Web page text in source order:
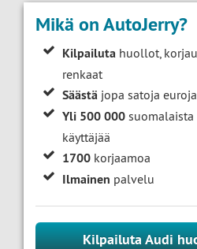
Mikä on AutoJerry?
Kilpailuta huollot,
renkaat
Säästä jopa satoja euroja
Yli 500 000 suomalaista
käyttäjää
1700 korjaamoa
Ilmainen palvelu
Kilpailuta Audi